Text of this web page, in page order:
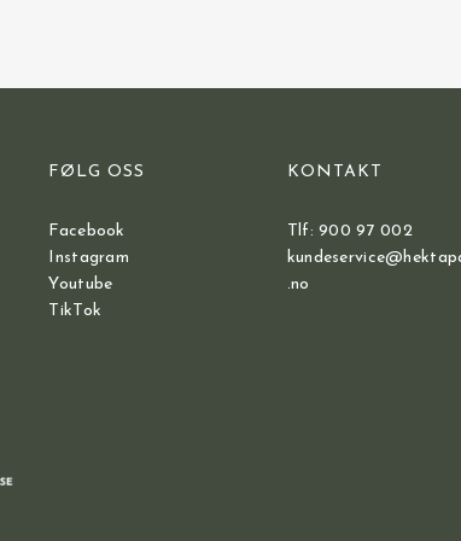
FØLG OSS
Facebook
Instagram
Youtube
TikTok
KONTAKT
Tlf: 900 97 002
.no